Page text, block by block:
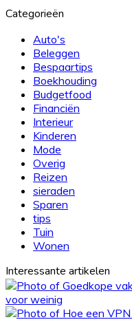
elke
lekkere
maaltijd
Categorieën
Auto's
Beleggen
Bespaartips
Boekhouding
Budgetfood
Financiën
Interieur
Kinderen
Mode
Overig
Reizen
sieraden
Sparen
tips
Tuin
Wonen
Interessante artikelen